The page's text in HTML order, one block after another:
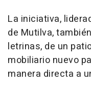
La iniciativa,
de Mutilva,
letrinas, de un
mobiliario nuevo
manera directa a